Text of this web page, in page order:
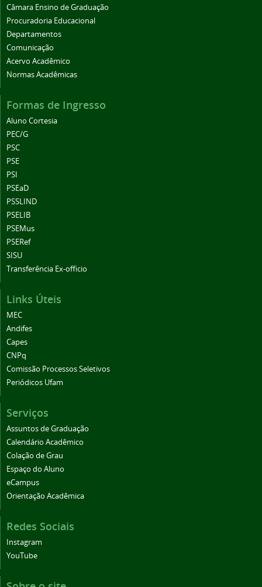
Câmara Ensino de Graduação
Procuradoria Educacional
Departamentos
Comunicação
Acervo Acadêmico
Normas Acadêmicas
Formas de Ingresso
Aluno Cortesia
PEC/G
PSC
PSE
PSI
PSEaD
PSSLIND
PSELIB
PSEMus
PSERef
SISU
Transferência Ex-officio
Links Úteis
MEC
Andifes
Capes
CNPq
Comissão Processos Seletivos
Periódicos Ufam
Serviços
Assuntos de Graduação
Calendário Acadêmico
Colação de Grau
Espaço do Aluno
eCampus
Orientação Acadêmica
Redes Sociais
Instagram
YouTube